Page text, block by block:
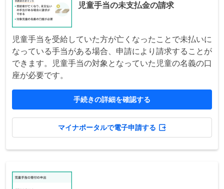
児童手当の未支払金の請求
児童手当を受給していた方が亡くなったことで未払いに
なっている手当がある場合、申請により請求することが
できます。児童手当の対象となっていた児童の名義の口
座が必要です。
手続きの詳細を確認する
マイナポータルで電子申請する